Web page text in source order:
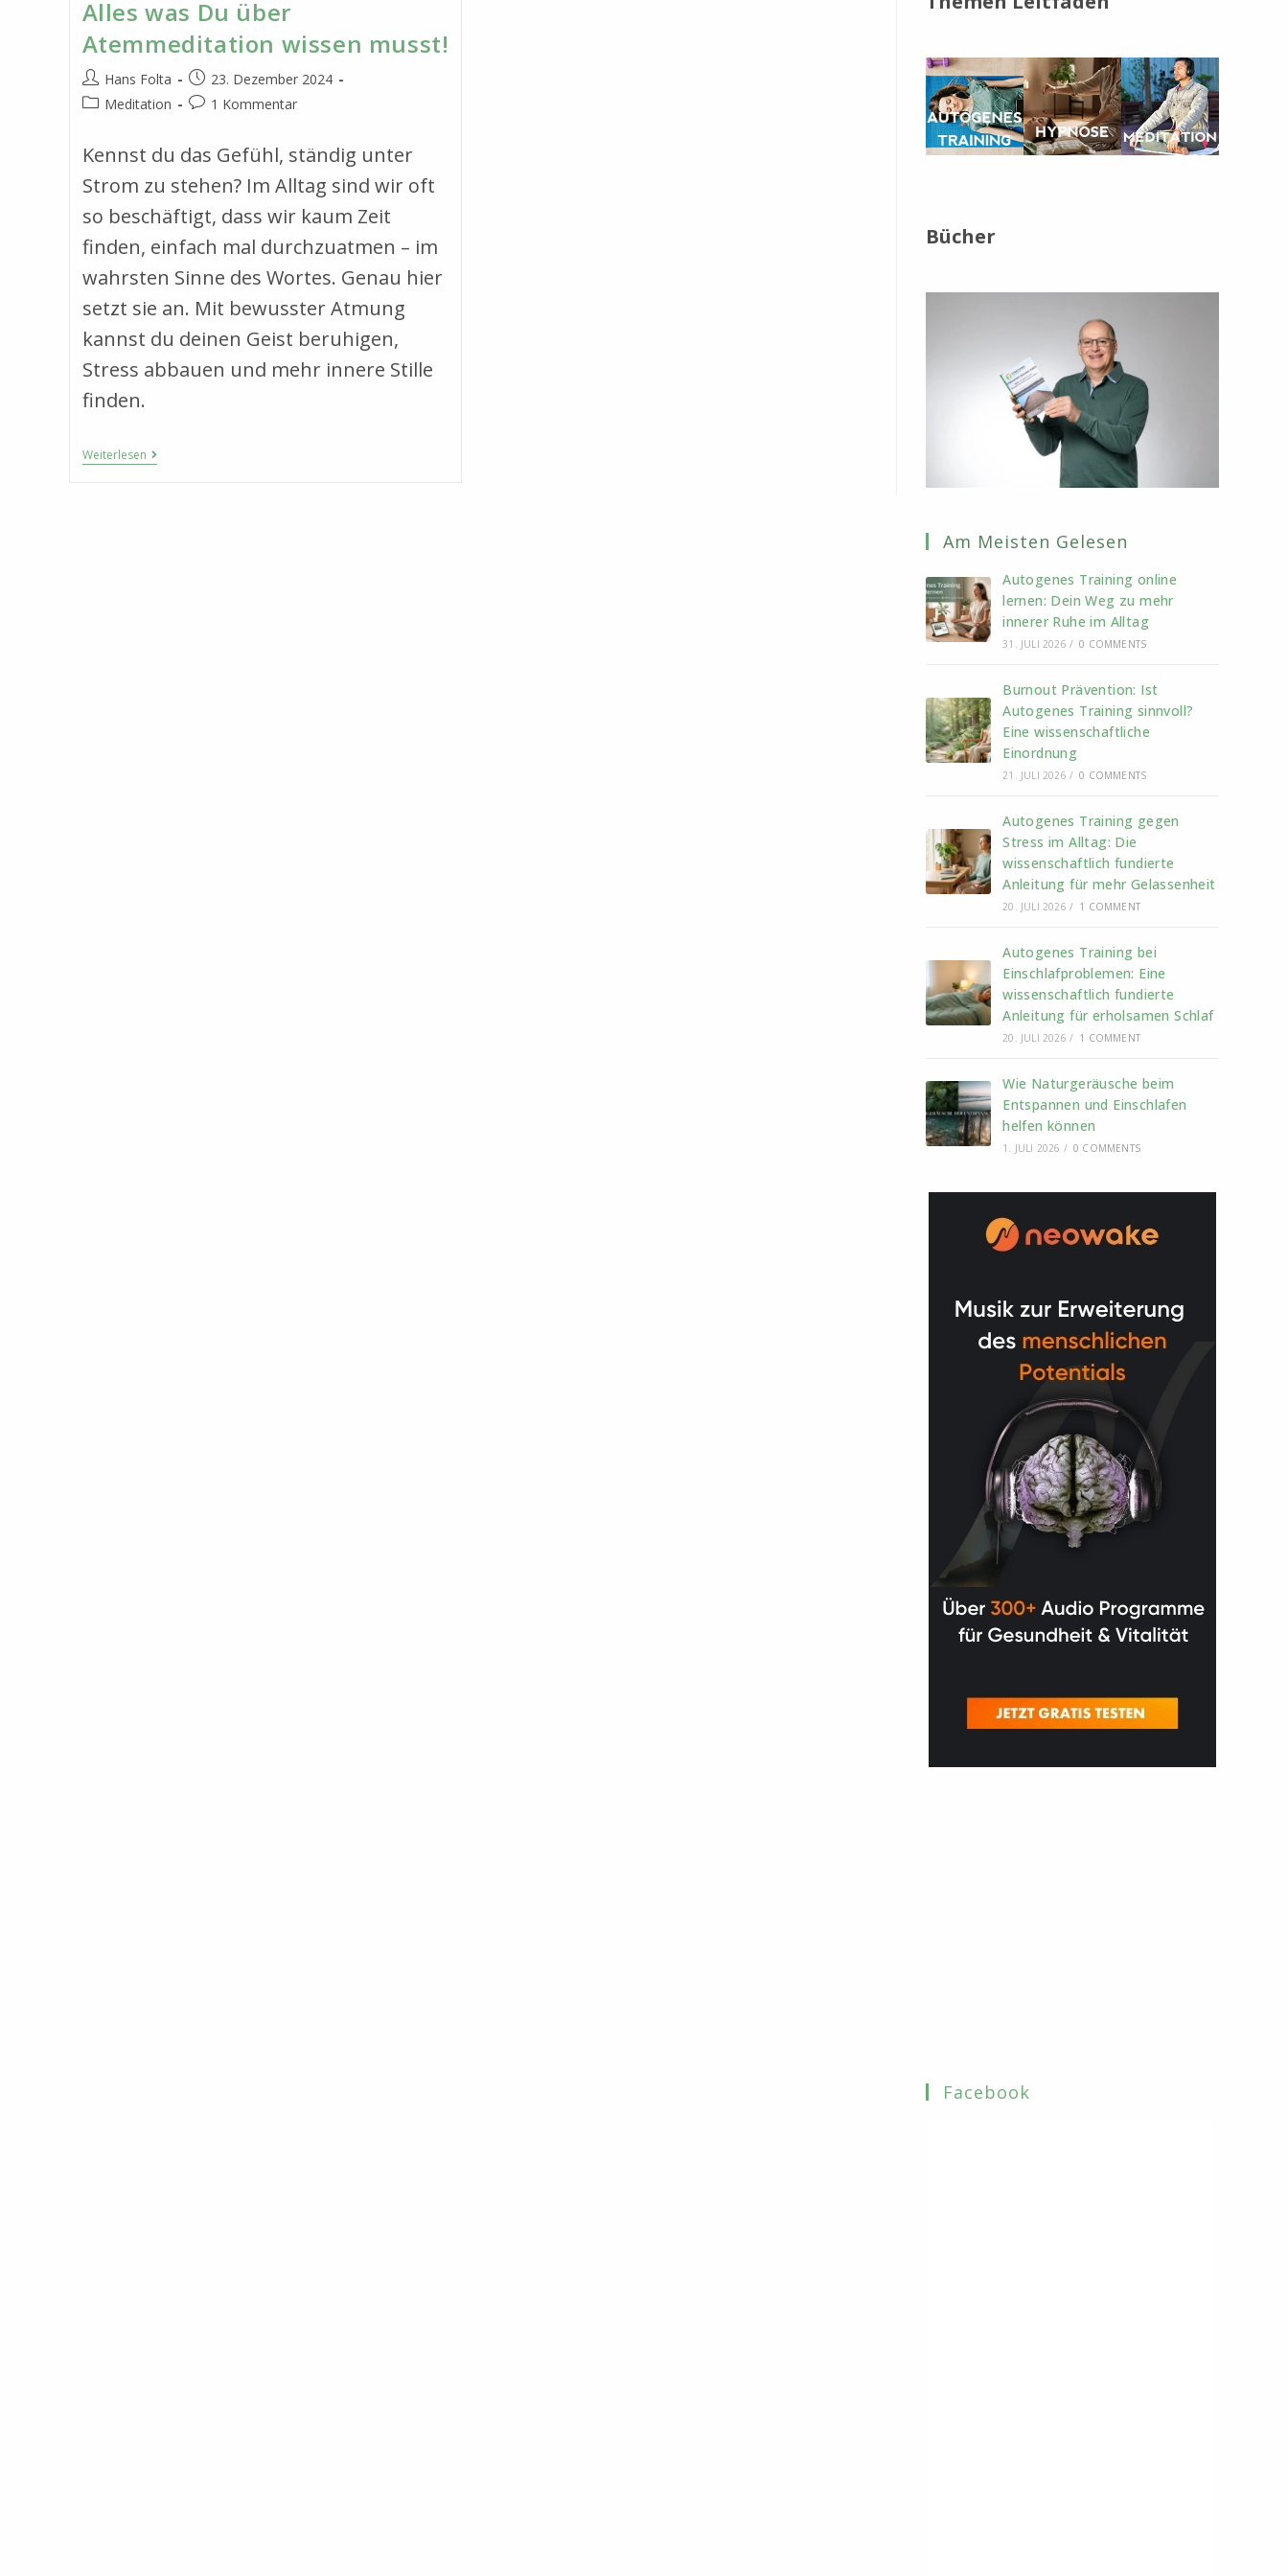
Alles was Du über
Atemmeditation wissen musst!
Beitrags-
Autor:
Hans Folta
Beitrag
veröffentlicht:
23. Dezember 2024
Beitrags-
Meditation
Beitrags-
1 Kommentar
Kennst du das Gefühl, ständig unter
Strom zu stehen? Im Alltag sind wir oft
so beschäftigt, dass wir kaum Zeit
finden, einfach mal durchzuatmen – im
wahrsten Sinne des Wortes. Genau hier
setzt sie an. Mit bewusster Atmung
kannst du deinen Geist beruhigen,
Stress abbauen und mehr innere Stille
finden.
WeiterlesenAlles
Was
Bücher
Am Meisten Gelesen
Autogenes Training online
lernen: Dein Weg zu mehr
innerer Ruhe im Alltag
31. JULI 2026 / 0 COMMENTS
Burnout Prävention: Ist
Autogenes Training sinnvoll?
Eine wissenschaftliche
Einordnung
21. JULI 2026 / 0 COMMENTS
Autogenes Training gegen
Stress im Alltag: Die
wissenschaftlich fundierte
Anleitung für mehr Gelassenheit
20. JULI 2026 / 1 COMMENT
Autogenes Training bei
Einschlafproblemen: Eine
wissenschaftlich fundierte
Anleitung für erholsamen Schlaf
20. JULI 2026 / 1 COMMENT
Wie Naturgeräusche beim
Entspannen und Einschlafen
helfen können
1. JULI 2026 / 0 COMMENTS
Facebook